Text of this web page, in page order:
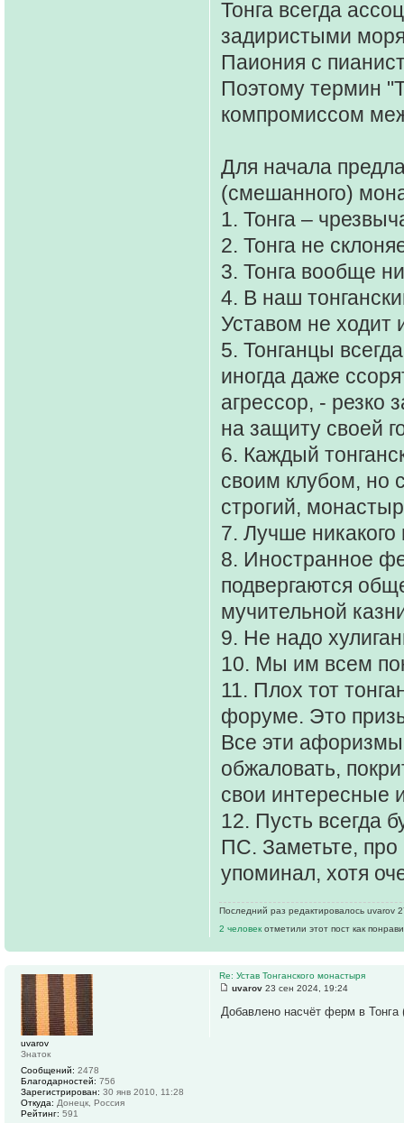
Тонга всегда
задиристыми
Паиония с
Поэтому термин
компромиссом
Для начала
(смешанного)
1. Тонга –
2. Тонга не
3. Тонга вообще
4. В наш
Уставом не ходит
5. Тонганцы
иногда даже
агрессор, - резко
на защиту своей
6. Каждый
своим клубом, но
строгий,
7. Лучше никакого
8. Иностранное
подвергаются
мучительной
9. Не надо
10. Мы им всем
11. Плох тот
форуме. Это
Все эти
обжаловать,
свои интересные
12. Пусть всегда
ПС. Заметьте, про
упоминал, хотя
Последний раз редактировалось uvarov
2 человек отметили этот пост как
Re: Устав Тонганского монастыря
uvarov 23 сен 2024, 19:24
Добавлено насчёт ферм в Тонга
uvarov
Знаток
Сообщений: 2478
Благодарностей: 756
Зарегистрирован: 30 янв 2010, 11:28
Откуда: Донецк, Россия
Рейтинг: 591